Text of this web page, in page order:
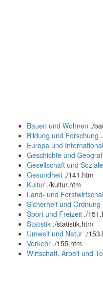
Bauen und Wohnen ./
Bildung und Forschung .
Europa und
Geschichte und
Gesellschaft und
Gesundheit ./141.htm
Kultur ./kultur.htm
Land- und
Sicherheit und Ordnung
Sport und Freizeit ./
Statistik ./statistik.htm
Umwelt und Natur ./
Verkehr ./155.htm
Wirtschaft, Arbeit und